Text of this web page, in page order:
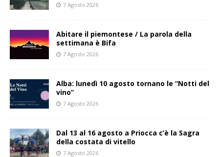
7 Agosto 2026
Abitare il piemontese / La parola della
settimana è Bifa
7 Agosto 2026
Alba: lunedì 10 agosto tornano le “Notti del
vino”
7 Agosto 2026
Dal 13 al 16 agosto a Priocca c’è la Sagra
della costata di vitello
7 Agosto 2026